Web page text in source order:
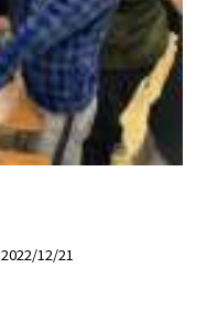
2022/12/21